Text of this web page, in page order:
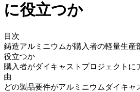
に役立つか
目次
鋳造アルミニウムが購入者の軽量生産
役立つか
購入者がダイキャストプロジェクトに
由
どの製品要件がアルミニウムダイキャ